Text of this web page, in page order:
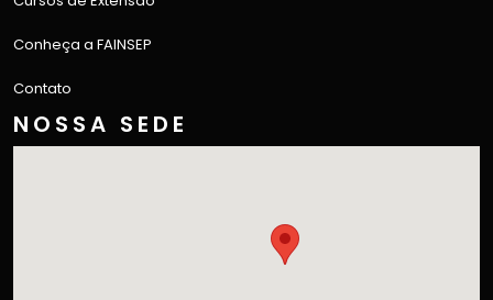
Conheça a FAINSEP
Contato
NOSSA SEDE